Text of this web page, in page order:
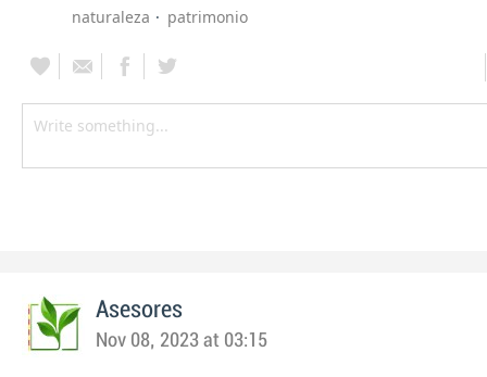
naturaleza
patrimonio
Asesores
Nov 08, 2023 at 03:15